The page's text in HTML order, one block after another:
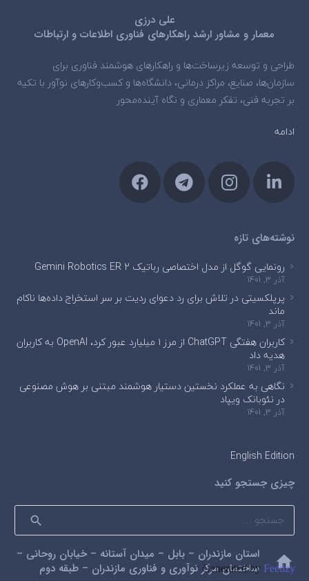
علی درزی
معمار و مشاور ارشد راهکارهای فناوری اطلاعات و ارتباطات
طراحی و توسعه زیرساخت‌ها و راهکارهای هوشمند فناوری برای
سازمان‌ها، صنایع، مراکز درمانی، دانشگاه‌ها و کسب‌وکارهای نوآور با تکیه
بر تجربه فنی، تفکر معماری و نگاه آینده‌محور
ادامه
نوشته‌های تازه
رونمایی گوگل از مدل اختصاصی رباتیک Gemini Robotics ER 2
آذر 3, 1401
پرپلکسیتی در تلاش برای رد دعوای ردیت بر سر استخراج داده‌ها ناکام
ماند
آذر 3, 1401
کاربران هفتگی ChatGPT از مرز ۱ میلیارد عبور کرد، OpenAI به کاربران
هدیه داد
آذر 3, 1401
نگاهی به عملکرد نخستین دستیار هوشمند مبتنی بر هوش مصنوعی
در نئوبانک ویپاد
آذر 3, 1401
English Edition
چیزی جستجو کنید
جستجو
برای:
home
استان مازندران – بابل – میدان آستانه – خیابان روحانی –
ساختمان مرکز نوآوری و فناوری مازندران – طبقه دوم
Generated by Feedzy